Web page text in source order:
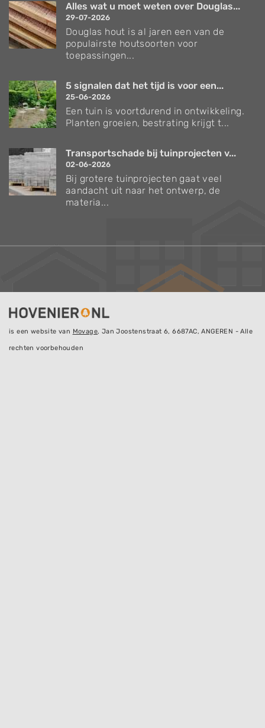
Alles wat u moet weten over Douglas...
29-07-2026
Douglas hout is al jaren een van de
populairste houtsoorten voor
toepassingen...
5 signalen dat het tijd is voor een...
25-06-2026
Een tuin is voortdurend in ontwikkeling.
Planten groeien, bestrating krijgt t...
Transportschade bij tuinprojecten v...
02-06-2026
Bij grotere tuinprojecten gaat veel
aandacht uit naar het ontwerp, de
materia...
is een website van Movage, Jan Joostenstraat 6, 6687AC, ANGEREN - Alle
rechten voorbehouden